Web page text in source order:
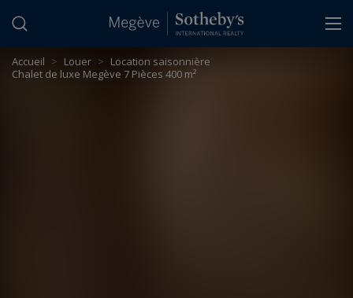
Accueil > Louer > Location saisonnière
Chalet de luxe Megève 7 Pièces 400 m²